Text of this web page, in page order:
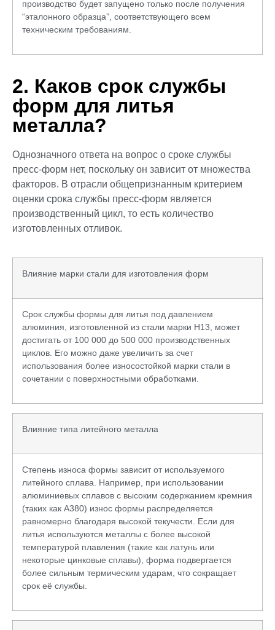
производство будет запущено только после получения
“эталонного образца”, соответствующего всем
техническим требованиям.
2. Каков срок службы
форм для литья
металла?
Однозначного ответа на вопрос о сроке службы
пресс-форм нет, поскольку он зависит от множества
факторов. В отрасли общепризнанным критерием
оценки срока службы пресс-форм является
производственный цикл, то есть количество
изготовленных отливок.
Влияние марки стали для изготовления форм
Срок службы формы для литья под давлением
алюминия, изготовленной из стали марки H13, может
достигать от 100 000 до 500 000 производственных
циклов. Его можно даже увеличить за счет
использования более износостойкой марки стали в
сочетании с поверхностными обработками.
Влияние типа литейного металла
Степень износа формы зависит от используемого
литейного сплава. Например, при использовании
алюминиевых сплавов с высоким содержанием кремния
(таких как A380) износ формы распределяется
равномерно благодаря высокой текучести. Если для
литья используются металлы с более высокой
температурой плавления (такие как латунь или
некоторые цинковые сплавы), форма подвергается
более сильным термическим ударам, что сокращает
срок её службы.